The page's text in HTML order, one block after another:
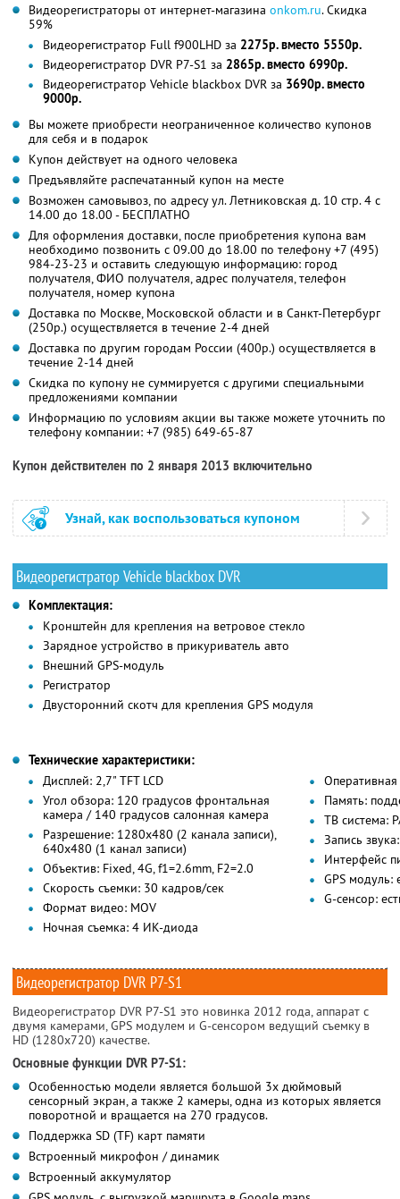
Видеорегистраторы от интернет-магазина onkom.ru. Скидка
59%
Видеорегистратор Full f900LHD за 2275р. вместо 5550р.
Видеорегистратор DVR P7-S1 за 2865р. вместо 6990р.
Видеорегистратор Vehicle blackbox DVR за 3690р. вместо
9000р.
Вы можете приобрести неограниченное количество купонов
для себя и в подарок
Купон действует на одного человека
Предъявляйте распечатанный купон на месте
Возможен самовывоз, по адресу ул. Летниковская д. 10 стр. 4 с
14.00 до 18.00 - БЕСПЛАТНО
Для оформления доставки, после приобретения купона вам
необходимо позвонить с 09.00 до 18.00 по телефону +7 (495)
984-23-23 и оставить следующую информацию: город
получателя, ФИО получателя, адрес получателя, телефон
получателя, номер купона
Доставка по Москве, Московской области и в Санкт-Петербург
(250р.) осуществляется в течение 2-4 дней
Доставка по другим городам России (400р.) осуществляется в
течение 2-14 дней
Скидка по купону не суммируется с другими специальными
предложениями компании
Информацию по условиям акции вы также можете уточнить по
телефону компании: +7 (985) 649-65-87
Купон действителен по 2 января 2013 включительно
Узнай, как воспользоваться купоном
Видеорегистратор Vehicle blackbox DVR
Комплектация:
Кронштейн для крепления на ветровое стекло
Зарядное устройство в прикуриватель авто
Внешний GPS-модуль
Регистратор
Двусторонний скотч для крепления GPS модуля
Технические характеристики:
Дисплей: 2,7" TFT LCD
Угол обзора: 120 градусов фронтальная
камера / 140 градусов салонная камера
Разрешение: 1280х480 (2 канала записи),
640х480 (1 канал записи)
Объектив: Fixed, 4G, f1=2.6mm, F2=2.0
Скорость съемки: 30 кадров/сек
Формат видео: MOV
Ночная съемка: 4 ИК-диода
Память:
ТВ система:
Запись
Интерфейс
GPS модуль:
G-сенсор:
Видеорегистратор DVR P7-S1
Видеорегистратор DVR P7-S1 это новинка 2012 года, аппарат с
двумя камерами, GPS модулем и G-сенсором ведущий съемку в
HD (1280х720) качестве.
Основные функции DVR P7-S1:
Особенностью модели является большой 3х дюймовый
сенсорный экран, а также 2 камеры, одна из которых является
поворотной и вращается на 270 градусов.
Поддержка SD (TF) карт памяти
Встроенный микрофон / динамик
Встроенный аккумулятор